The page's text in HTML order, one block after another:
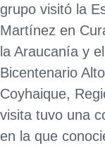
grupo visitó la
Martínez en
la Araucanía y
Bicentenario
Coyhaique,
visita tuvo una
en la que